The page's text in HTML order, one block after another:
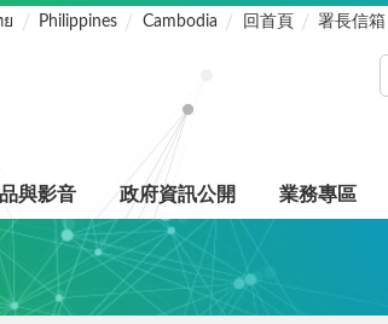
ย Philippines Cambodia 回首頁 署長信箱
與影音 政府資訊公開 業務專區